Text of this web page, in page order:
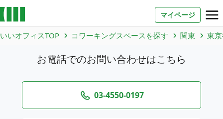
マイページ
いいオフィスTOP コワーキングスペースを探す 関東 東
お電話でのお問い合わせはこちら
03-4550-0197